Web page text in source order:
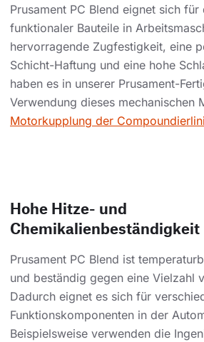
Prusament PC Blend eignet sich für
funktionaler Bauteile in
hervorragende Zugfestigkeit, eine
Schicht-Haftung und eine hohe
haben es in unserer Prusament-
Verwendung dieses mechanischen
Motorkupplung der
Hohe Hitze- und
Chemikalienbeständigkeit
Prusament PC Blend ist
und beständig gegen eine Vielzahl
Dadurch eignet es sich für
Funktionskomponenten in der
Beispielsweise verwenden die